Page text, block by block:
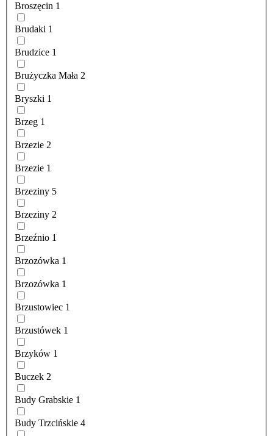
Broszęcin 1
Brudaki 1
Brudzice 1
Brużyczka Mała 2
Bryszki 1
Brzeg 1
Brzezie 2
Brzezie 1
Brzeziny 5
Brzeziny 2
Brzeźnio 1
Brzozówka 1
Brzozówka 1
Brzustowiec 1
Brzustówek 1
Brzyków 1
Buczek 2
Budy Grabskie 1
Budy Trzcińskie 4